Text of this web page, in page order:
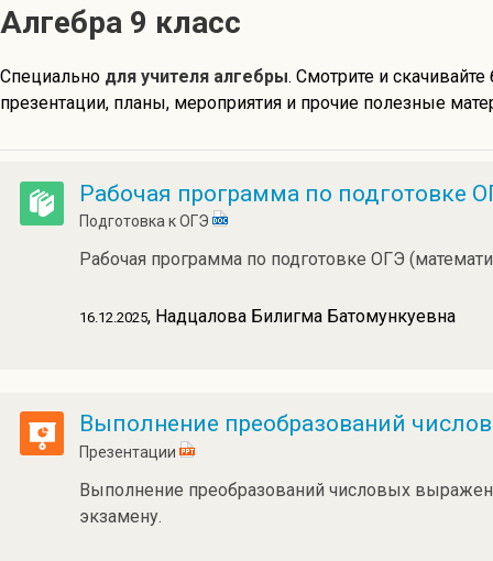
Алгебра 9 класс
Специально для учителя алгебры. Смотрите и
презентации, планы, мероприятия и прочие полезные
Рабочая программа по подготовке
Подготовка к ОГЭ
Рабочая программа по подготовке ОГЭ
16.12.2025, Надцалова Билигма Батомункуевна
Выполнение преобразований
Презентации
Выполнение преобразований числовых
экзамену.